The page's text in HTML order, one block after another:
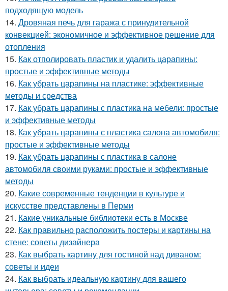
подходящую модель
14. Дровяная печь для гаража с принудительной
конвекцией: экономичное и эффективное решение для
отопления
15. Как отполировать пластик и удалить царапины:
простые и эффективные методы
16. Как убрать царапины на пластике: эффективные
методы и средства
17. Как убрать царапины с пластика на мебели: простые
и эффективные методы
18. Как убрать царапины с пластика салона автомобиля:
простые и эффективные методы
19. Как убрать царапины с пластика в салоне
автомобиля своими руками: простые и эффективные
методы
20. Какие современные тенденции в культуре и
искусстве представлены в Перми
21. Какие уникальные библиотеки есть в Москве
22. Как правильно расположить постеры и картины на
стене: советы дизайнера
23. Как выбрать картину для гостиной над диваном:
советы и идеи
24. Как выбрать идеальную картину для вашего